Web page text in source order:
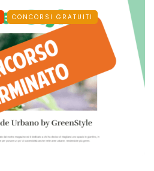
CONCORSI GRATUITI